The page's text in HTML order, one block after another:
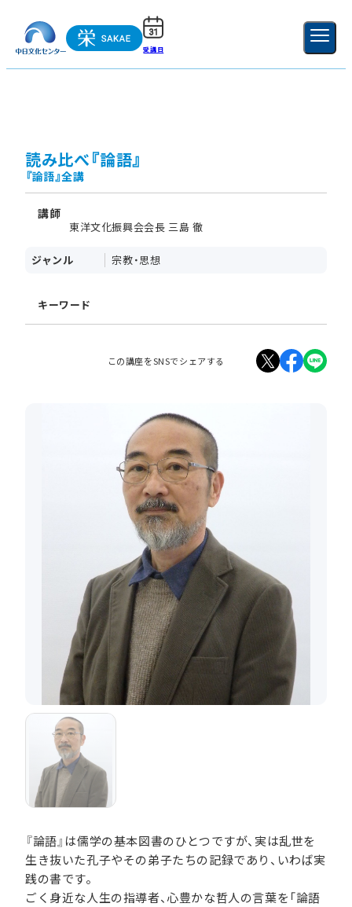
受講日 新規登録
読み比べ『論語』
『論語』全講
講師
東洋文化振興会会長 三島 徹
ジャンル 宗教・思想
キーワード
この講座をSNSでシェアする
『論語』は儒学の基本図書のひとつですが、実は乱世を
生き抜いた孔子やその弟子たちの記録であり、いわば実
践の書です。
ごく身近な人生の指導者、心豊かな哲人の言葉を「論語